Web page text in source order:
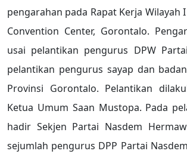
pengarahan pada Rapat Kerja Wilayah
Convention Center, Gorontalo.
usai pelantikan pengurus DPW
pelantikan pengurus sayap dan
Provinsi Gorontalo. Pelantikan
Ketua Umum Saan Mustopa. Pada
hadir Sekjen Partai Nasdem
sejumlah pengurus DPP Partai